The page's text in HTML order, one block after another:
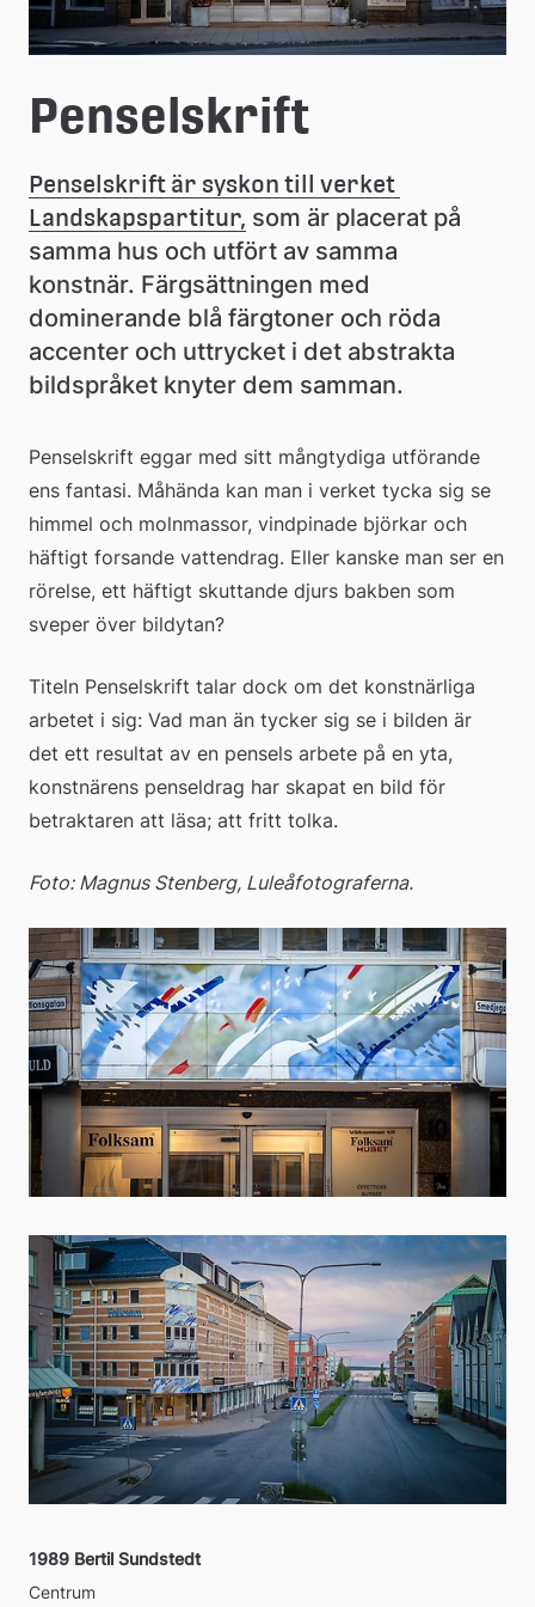
Penselskrift
Penselskrift är syskon till verket
Landskapspartitur, som är placerat på
samma hus och utfört av samma
konstnär. Färgsättningen med
dominerande blå färgtoner och röda
accenter och uttrycket i det abstrakta
bildspråket knyter dem samman.
Penselskrift eggar med sitt mångtydiga utförande
ens fantasi. Måhända kan man i verket tycka sig se
himmel och molnmassor, vindpinade björkar och
häftigt forsande vattendrag. Eller kanske man ser en
rörelse, ett häftigt skuttande djurs bakben som
sveper över bildytan?
Titeln Penselskrift talar dock om det konstnärliga
arbetet i sig: Vad man än tycker sig se i bilden är
det ett resultat av en pensels arbete på en yta,
konstnärens penseldrag har skapat en bild för
betraktaren att läsa; att fritt tolka.
Foto: Magnus Stenberg, Luleåfotograferna.
1989 Bertil Sundstedt
Centrum